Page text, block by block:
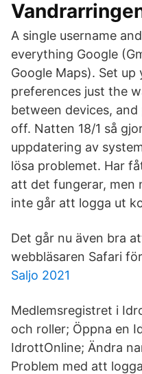
A single username
everything Google
Google Maps). Set
preferences just the
between devices,
off. Natten 18/1 så
uppdatering av
lösa problemet. Har
att det fungerar, men
inte går att logga ut
Det går nu även bra
webbläsaren Safari
Saljo 2021
Medlemsregistret i
och roller; Öppna en
IdrottOnline; Ändra
Problem med att